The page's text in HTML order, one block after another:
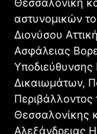
Θεσσαλονίκη
αστυνομικών
Διονύσου
Ασφάλειας
Δικαιωμάτων,
Περιβάλλοντος
Θεσσαλονίκης
Αλεξάνδρειας